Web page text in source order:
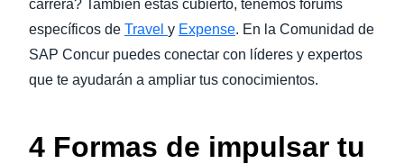
carrera? También estás cubierto, tenemos fórums
específicos de Travel y Expense. En la Comunidad de
SAP Concur puedes conectar con líderes y expertos
que te ayudarán a ampliar tus conocimientos.
4 Formas de impulsar tu